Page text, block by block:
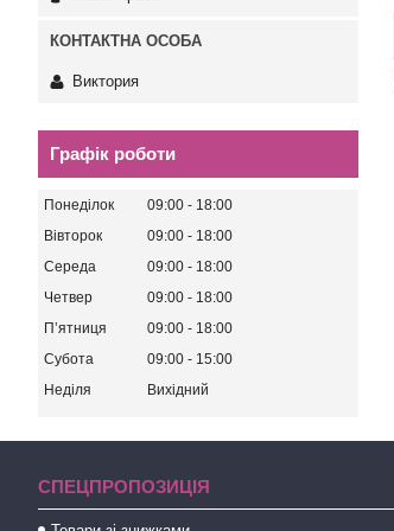
Виктория
Графік роботи
Понеділок 09:00
18:00
Вівторок
09:00
18:00
Середа
09:00
18:00
Четвер
09:00
18:00
Пʼятниця
09:00
18:00
Субота
09:00
15:00
Неділя
Вихідний
СПЕЦПРОПОЗИЦІЯ